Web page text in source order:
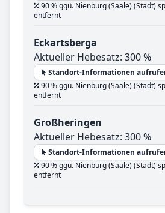
90 % ggü. Nienburg (Saale) (Stadt)
entfernt
Eckartsberga
Aktueller Hebesatz: 300 %
Standort-Informationen
90 % ggü. Nienburg (Saale) (Stadt)
entfernt
Großheringen
Aktueller Hebesatz: 300 %
Standort-Informationen
90 % ggü. Nienburg (Saale) (Stadt)
entfernt